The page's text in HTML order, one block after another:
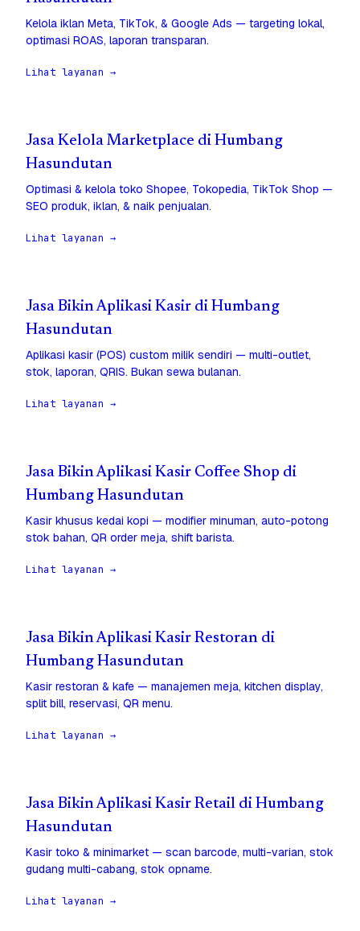
Kelola iklan Meta, TikTok, & Google Ads — targeting lokal,
optimasi ROAS, laporan transparan.
Lihat layanan →
Jasa Kelola Marketplace di Humbang
Hasundutan
Optimasi & kelola toko Shopee, Tokopedia, TikTok Shop —
SEO produk, iklan, & naik penjualan.
Lihat layanan →
Jasa Bikin Aplikasi Kasir di Humbang
Hasundutan
Aplikasi kasir (POS) custom milik sendiri — multi-outlet,
stok, laporan, QRIS. Bukan sewa bulanan.
Lihat layanan →
Jasa Bikin Aplikasi Kasir Coffee Shop di
Humbang Hasundutan
Kasir khusus kedai kopi — modifier minuman, auto-potong
stok bahan, QR order meja, shift barista.
Lihat layanan →
Jasa Bikin Aplikasi Kasir Restoran di
Humbang Hasundutan
Kasir restoran & kafe — manajemen meja, kitchen display,
split bill, reservasi, QR menu.
Lihat layanan →
Jasa Bikin Aplikasi Kasir Retail di Humbang
Hasundutan
Kasir toko & minimarket — scan barcode, multi-varian, stok
gudang multi-cabang, stok opname.
Lihat layanan →